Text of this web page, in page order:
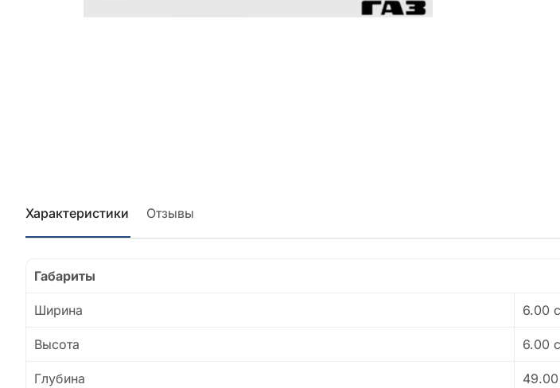
Характеристики Отзывы
Габариты
Ширина 6.00
Высота 6.00
Глубина